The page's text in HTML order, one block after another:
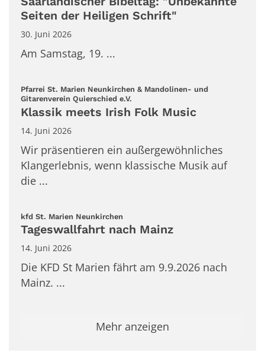
Seiten der Heiligen Schrift"
30. Juni 2026
Am Samstag, 19. ...
Pfarrei St. Marien Neunkirchen & Mandolinen- und
Gitarenverein Quierschied e.V.
Klassik meets Irish Folk Music
14. Juni 2026
Wir präsentieren ein außergewöhnliches
Klangerlebnis, wenn klassische Musik auf
die ...
kfd St. Marien Neunkirchen
Tageswallfahrt nach Mainz
14. Juni 2026
Die KFD St Marien fährt am 9.9.2026 nach
Mainz. ...
Mehr anzeigen